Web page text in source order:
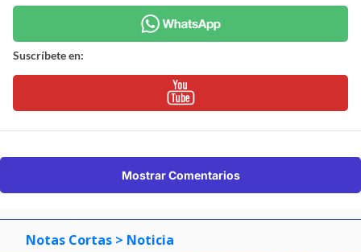
Suscríbete en:
Mostrar Comentarios
Notas Cortas > Noticia